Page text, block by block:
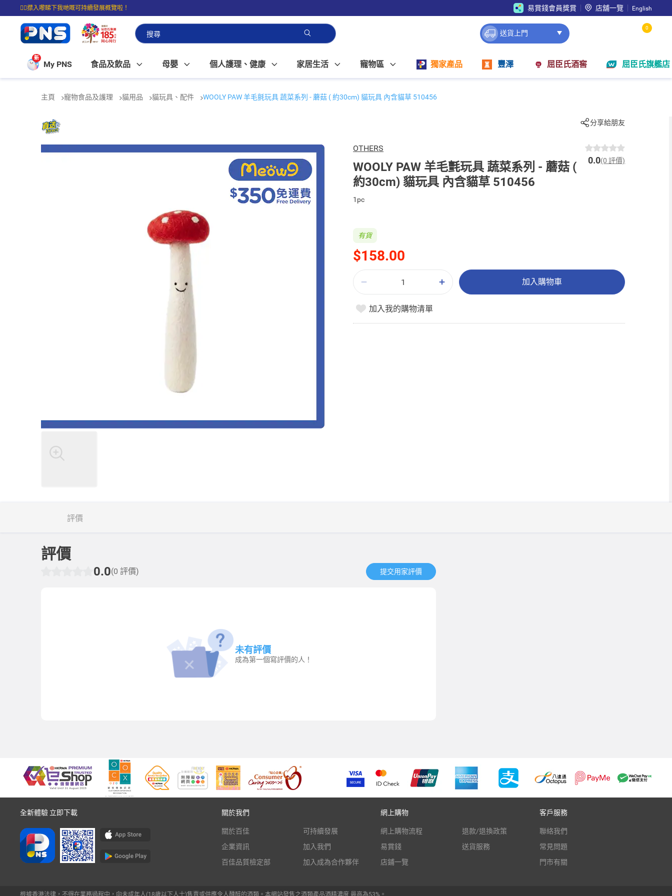
☝🏼㩒入嚟睇下我哋嘅可持續發展概覽啦！
⭐購物滿$399即享免費送貨；滿$100即可免費店取。
易賞錢會員獎賞 店舖一覽 English
送貨上門
0
新
My PNS 食品及飲品 母嬰 個人護理、健康 家居生活 寵物區 獨家產品 豐澤 屈臣氏酒窖 屈臣氏旗艦店
主頁 寵物食品及護理 貓用品 貓玩具、配件 WOOLY PAW 羊毛氈玩具 蔬菜系列 - 蘑菇 ( 約30cm) 貓玩具 內含貓草 510456
分享給朋友
OTHERS
WOOLY PAW 羊毛氈玩具 蔬菜系列 - 蘑菇 (
約30cm) 貓玩具 內含貓草 510456
0.0(0 評價)
1pc
$158.00
有貨
加入購物車
加入我的購物清單
評價
評價
0.0(0 評價) 提交用家評價​
未有評價
成為第一個寫評價的人！
全新體驗 立即下載 關於我們
關於百佳
企業資訊
百佳品質檢定部
可持續發展
加入我們
加入成為合作夥伴
網上購物
網上購物流程
易賞錢
店鋪一覽
退款/退換政策
送貨服務
客戶服務
聯絡我們
常見問題
門市有關
根據香港法律，不得在業務過程中，向未成年人(18歲以下人士)售賣或供應令人醺醉的酒類。本網站發售之酒類產品酒精濃度 最高為53%。